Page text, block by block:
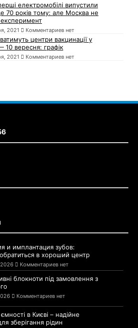
електромобілі випустили
70 років тому: але Москва не
2021 Комментариев нет
центри вакцинації у
10 вересня: графік
2021 Комментариев нет
и имплантация зубов:
в хороший центр
Комментариев нет
блокноти під замовлення з
Комментариев нет
в Києві – надійне
зберігання рідин